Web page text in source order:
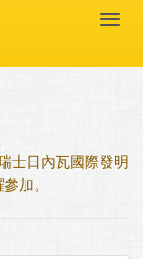
士日內瓦國際發明
加。